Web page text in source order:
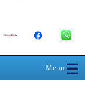
Menu≡
☰